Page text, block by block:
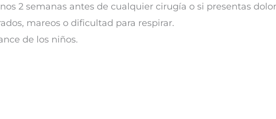
2 semanas antes de cualquier cirugía o si presentas
mareos o dificultad para respirar.
de los niños.